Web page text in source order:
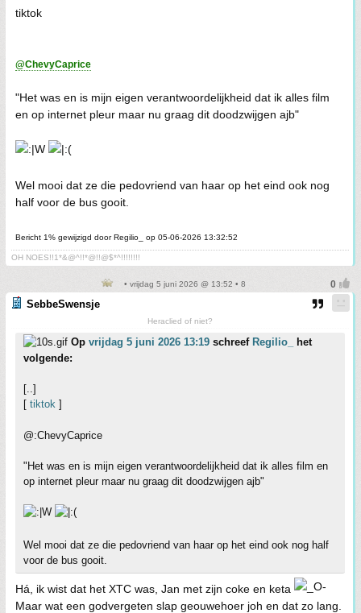
tiktok
@ChevyCaprice
"Het was en is mijn eigen verantwoordelijkheid dat ik alles film
en op internet pleur maar nu graag dit doodzwijgen ajb"
Wel mooi dat ze die pedovriend van haar op het eind ook nog
half voor de bus gooit.
Bericht 1% gewijzigd door Regilio_ op 05-06-2026 13:32:52
OH NOES!!1*&@^!!*@!!@$*^!!!!!!!!
• vrijdag 5 juni 2026 @ 13:52 • 8
SebbeSwensje
Heraclied of niet?
Op vrijdag 5 juni 2026 13:19 schreef Regilio_
het
volgende:
[..]
[ tiktok ]
@:ChevyCaprice
"Het was en is mijn eigen verantwoordelijkheid dat ik alles film en
op internet pleur maar nu graag dit doodzwijgen ajb"
Wel mooi dat ze die pedovriend van haar op het eind ook nog half
voor de bus gooit.
Há, ik wist dat het XTC was, Jan met zijn coke en keta
Maar wat een godvergeten slap geouwehoer joh en dat zo lang.